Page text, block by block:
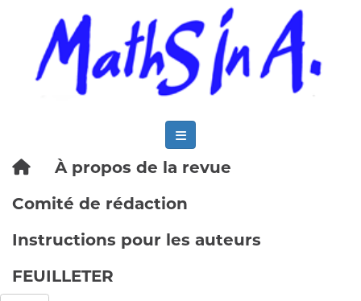
FEUILLETER
À propos de la revue
Comité de rédaction
Instructions pour les auteurs